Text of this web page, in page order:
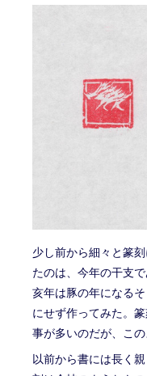
少し前から細々と篆
たのは、今年の干支
亥年は豚の年になる
にせず作ってみた。
事が多いのだが、この
以前から書には長く